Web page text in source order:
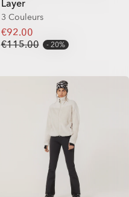
Layer
3 Couleurs
€92.00
€115.00
20%